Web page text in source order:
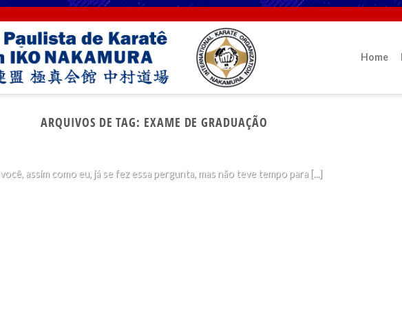
Home
ARQUIVOS DE TAG: EXAME DE GRADUAÇÃO
socos no rosto são proibidos no karatê Kyokushin?
você, assim como eu, já se fez essa pergunta, mas não teve tempo para [...]